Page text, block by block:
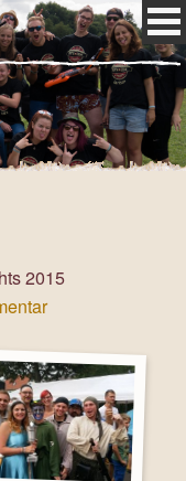
2015